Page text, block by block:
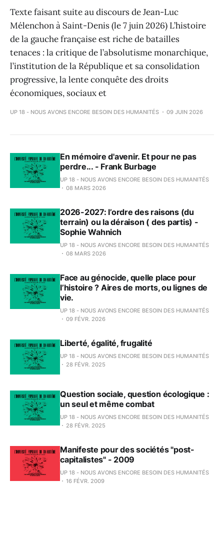
Texte faisant suite au discours de Jean-Luc
Mélenchon à Saint-Denis (le 7 juin 2026) L’histoire
de la gauche française est riche de batailles
tenaces : la critique de l’absolutisme monarchique,
l’institution de la République et sa consolidation
progressive, la lente conquête des droits
économiques, sociaux et
UP 18 - NOUS AVONS ENCORE BESOIN DES HUMANITÉS 09 JUIN 2026
En mémoire d'avenir. Et pour ne pas
perdre... - Frank Burbage
UP 18 - NOUS AVONS ENCORE BESOIN DES HUMANITÉS
08 MARS 2026
2026-2027: l’ordre des raisons (du
terrain) ou la déraison ( des partis) -
Sophie Wahnich
UP 18 - NOUS AVONS ENCORE BESOIN DES HUMANITÉS
08 MARS 2026
Face au génocide, quelle place pour
l’histoire ? Aires de morts, ou lignes de
vie.
UP 18 - NOUS AVONS ENCORE BESOIN DES HUMANITÉS
09 FÉVR. 2026
Liberté, égalité, frugalité
UP 18 - NOUS AVONS ENCORE BESOIN DES HUMANITÉS
28 FÉVR. 2025
Question sociale, question écologique :
un seul et même combat
UP 18 - NOUS AVONS ENCORE BESOIN DES HUMANITÉS
28 FÉVR. 2025
Manifeste pour des sociétés "post-
capitalistes" - 2009
UP 18 - NOUS AVONS ENCORE BESOIN DES HUMANITÉS
16 FÉVR. 2009